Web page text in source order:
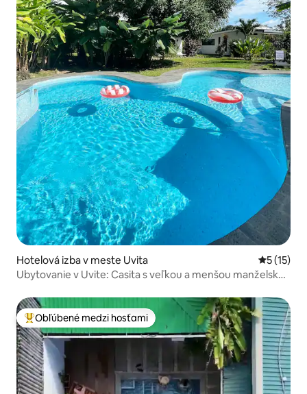
Hotelová izba v meste Uvita
5 (15)
Ubytovanie v Uvite: Casita s veľkou a menšou manželskou
Najobľúbenejšie medzi hosťami
Obľúbené medzi hosťami